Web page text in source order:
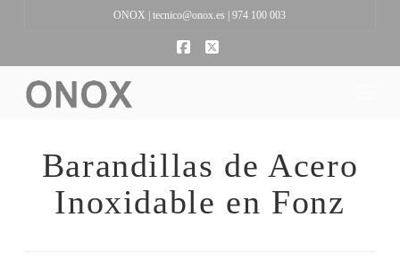
ONOX |tecnico@onox.es | 974 100 003
Barandillas de Acero
Inoxidable en Fonz